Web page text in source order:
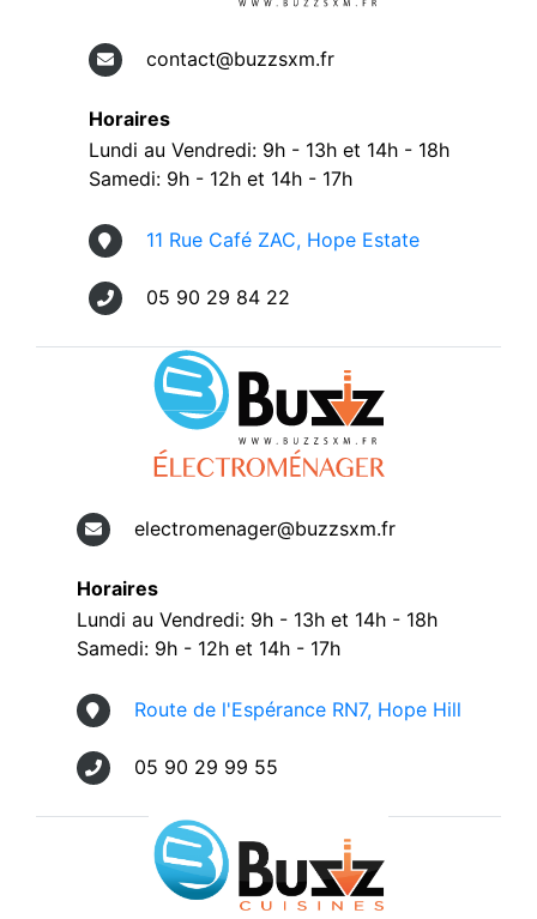
contact@buzzsxm.fr
Horaires
Lundi au Vendredi: 9h - 13h et 14h - 18h
Samedi: 9h - 12h et 14h - 17h
11 Rue Café ZAC, Hope Estate
05 90 29 84 22
electromenager@buzzsxm.fr
Horaires
Lundi au Vendredi: 9h - 13h et 14h - 18h
Samedi: 9h - 12h et 14h - 17h
Route de l'Espérance RN7, Hope Hill
05 90 29 99 55